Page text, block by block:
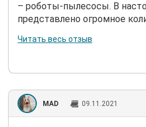
– роботы-пылесосы. В
представлено огромное
Читать весь отзыв
MAD 09.11.2021